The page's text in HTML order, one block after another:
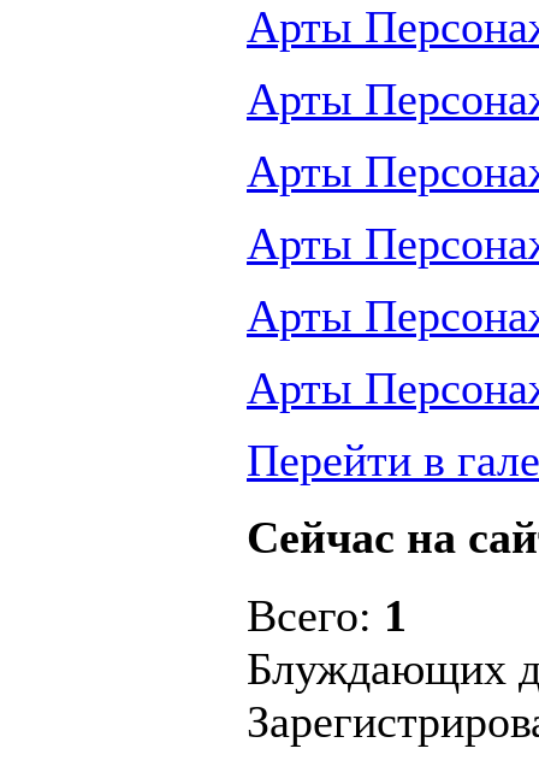
Арты
Арты
Арты
Арты
Арты
Арты
Перейти в
Сейчас на
Всего: 1
Блуждающих